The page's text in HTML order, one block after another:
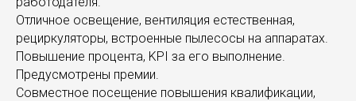
Отличное освещение, вентиляция естественная,
рециркуляторы, встроенные пылесосы на аппаратах.
Повышение процента, KPI за его выполнение.
Предусмотрены премии.
Совместное посещение повышения квалификации,